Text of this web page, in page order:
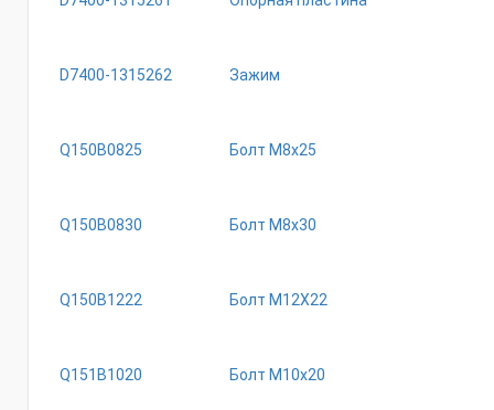
D7400-1315262 Зажим
Q150B0825 Бoлт M8x25
Q150B0830 Бoлт M8x30
Q150B1222 Бoлт M12X22
Q151B1020 Бoлт M10x20